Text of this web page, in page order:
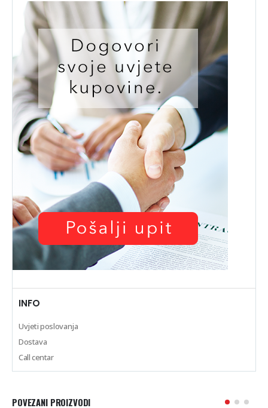
INFO
Uvjeti poslovanja
Dostava
Call centar
POVEZANI PROIZVODI